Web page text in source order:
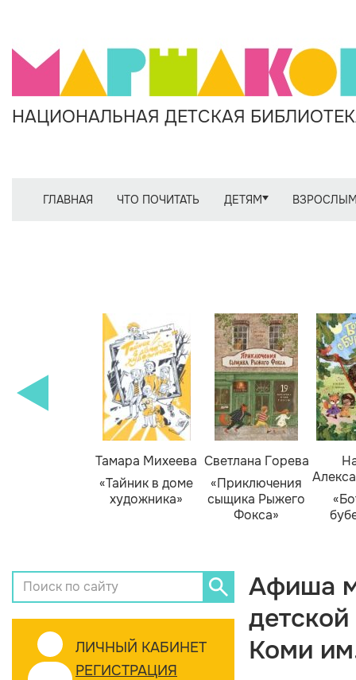
НАЦИОНАЛЬНАЯ ДЕТСКАЯ
ГЛАВНАЯ ЧТО ПОЧИТАТЬ ДЕТЯМ
Тамара Михеева
«Тайник в доме
художника»
Светлана Горева
«Приключения
сыщика Рыжего
Фокса»
ЛИЧНЫЙ КАБИНЕТ
РЕГИСТРАЦИЯ
Афиша
Коми